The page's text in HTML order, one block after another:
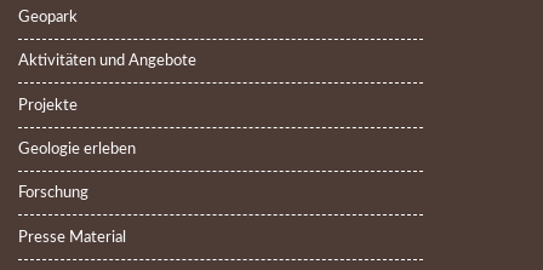
Geopark
Aktivitäten und Angebote
Projekte
Geologie erleben
Forschung
Presse Material